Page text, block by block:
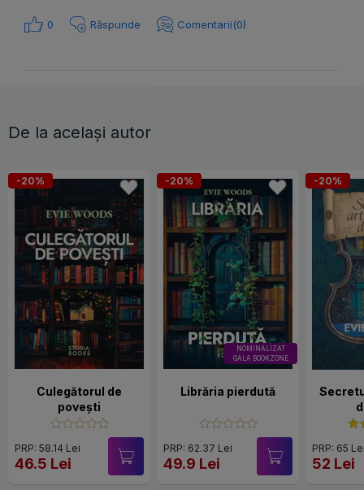
0 Răspunde Comentarii(0)
De la același autor
-20%
Culegătorul de
povești
PRP: 58.14 Lei
46.5 Lei
NOMINALIZAT
GALA BOOKZONE
-20%
Librăria pierdută
PRP: 62.37 Lei
49.9 Lei
-20%
PRP: 65
52 Lei